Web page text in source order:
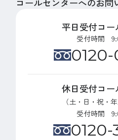
平日受付コー
受付時間
0120-
休日受付コー
（土・日・祝・
受付時間
0120-